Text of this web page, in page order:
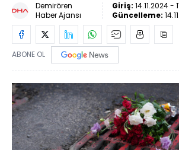
Demirören
Haber Ajansı
Giriş: 14.11.2024 -
Güncelleme:
ABONE OL